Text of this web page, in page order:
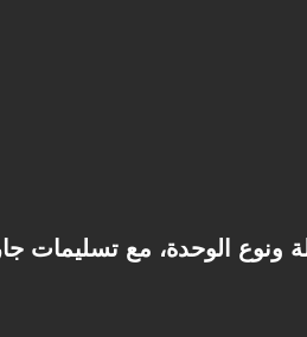
الوحدة، مع تسليمات